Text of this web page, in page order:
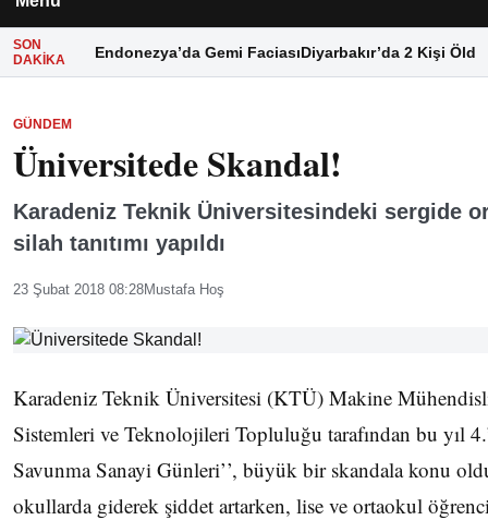
SON
DAKIKA
Endonezya’da Gemi FaciasıDiyarbakır’da 2 Kişi Öldü
GÜNDEM
Üniversitede Skandal!
Karadeniz Teknik Üniversitesindeki sergide
silah tanıtımı yapıldı
23 Şubat 2018 08:28Mustafa Hoş
Karadeniz Teknik Üniversitesi (KTÜ) Makine
Sistemleri ve Teknolojileri Topluluğu tarafından bu yıl
Savunma Sanayi Günleri’’, büyük bir skandala konu
okullarda giderek şiddet artarken, lise ve ortaokul